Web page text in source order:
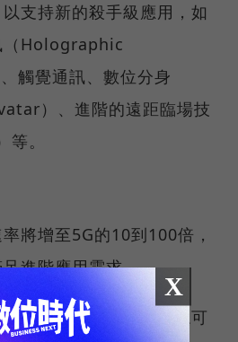
支持新的殺手級應用，如
（Holographic
觸覺通訊、數位分身
）、進階的遠距臨場技
。
將增至5G的10到100倍，
進階應用需求。
和Sub-THz頻段，讓總可
X